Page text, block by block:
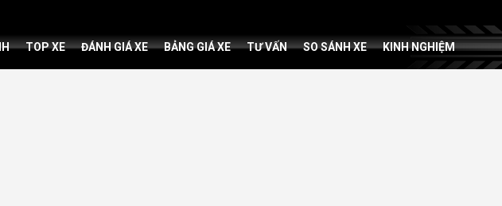
TOP XE ĐÁNH GIÁ XE BẢNG GIÁ XE TƯ VẤN SO SÁNH XE KINH NGHIỆM